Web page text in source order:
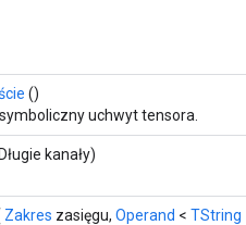
()
uchwyt tensora.
kanały)
Zakres zasięgu, Operand < TString